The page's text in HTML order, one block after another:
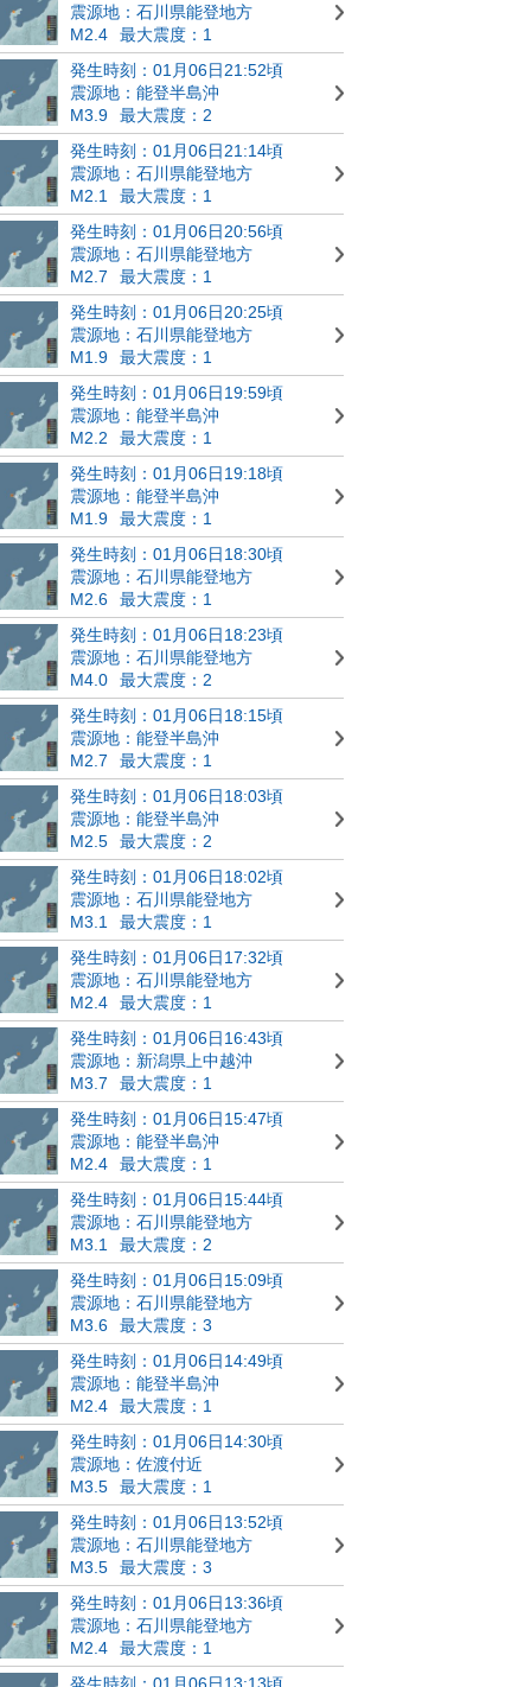
震源地：石川県能登地方
M2.4
最大震度：1
発生時刻：01月06日21:52頃
震源地：能登半島沖
M3.9
最大震度：2
発生時刻：01月06日21:14頃
震源地：石川県能登地方
M2.1
最大震度：1
発生時刻：01月06日20:56頃
震源地：石川県能登地方
M2.7
最大震度：1
発生時刻：01月06日20:25頃
震源地：石川県能登地方
M1.9
最大震度：1
発生時刻：01月06日19:59頃
震源地：能登半島沖
M2.2
最大震度：1
発生時刻：01月06日19:18頃
震源地：能登半島沖
M1.9
最大震度：1
発生時刻：01月06日18:30頃
震源地：石川県能登地方
M2.6
最大震度：1
発生時刻：01月06日18:23頃
震源地：石川県能登地方
M4.0
最大震度：2
発生時刻：01月06日18:15頃
震源地：能登半島沖
M2.7
最大震度：1
発生時刻：01月06日18:03頃
震源地：能登半島沖
M2.5
最大震度：2
発生時刻：01月06日18:02頃
震源地：石川県能登地方
M3.1
最大震度：1
発生時刻：01月06日17:32頃
震源地：石川県能登地方
M2.4
最大震度：1
発生時刻：01月06日16:43頃
震源地：新潟県上中越沖
M3.7
最大震度：1
発生時刻：01月06日15:47頃
震源地：能登半島沖
M2.4
最大震度：1
発生時刻：01月06日15:44頃
震源地：石川県能登地方
M3.1
最大震度：2
発生時刻：01月06日15:09頃
震源地：石川県能登地方
M3.6
最大震度：3
発生時刻：01月06日14:49頃
震源地：能登半島沖
M2.4
最大震度：1
発生時刻：01月06日14:30頃
震源地：佐渡付近
M3.5
最大震度：1
発生時刻：01月06日13:52頃
震源地：石川県能登地方
M3.5
最大震度：3
発生時刻：01月06日13:36頃
震源地：石川県能登地方
M2.4
最大震度：1
発生時刻：01月06日13:13頃